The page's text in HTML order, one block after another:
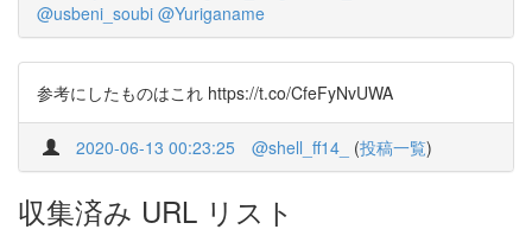
@usbeni_soubi @Yuriganame
参考にしたものはこれ https://t.co/CfeFyNvUWA
2020-06-13 00:23:25 @shell_ff14_ (投稿一覧)
収集済み URL リスト